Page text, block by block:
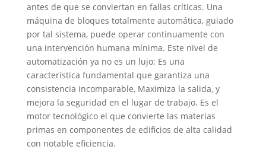
antes de que se conviertan en fallas críticas. Una
máquina de bloques totalmente automática, guiado
por tal sistema, puede operar continuamente con
una intervención humana mínima. Este nivel de
automatización ya no es un lujo; Es una
característica fundamental que garantiza una
consistencia incomparable, Maximiza la salida, y
mejora la seguridad en el lugar de trabajo. Es el
motor tecnológico el que convierte las materias
primas en componentes de edificios de alta calidad
con notable eficiencia.